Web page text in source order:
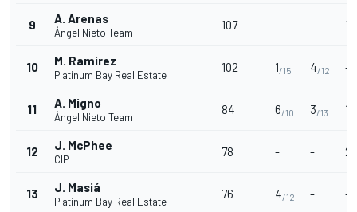
9 A. Arenas
Ángel Nieto Team
107 - - 1
10 M. Ramírez
Platinum Bay Real Estate
102 1/15 4/12 -
11 A. Migno
Ángel Nieto Team
84 6/10 3/13 13
12 J. McPhee
CIP
78 - - 2
13 J. Masiá
Platinum Bay Real Estate
76 4/12 - -